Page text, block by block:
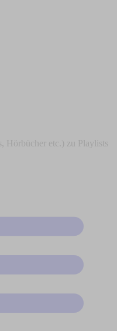
Hörbücher etc.) zu Playlists